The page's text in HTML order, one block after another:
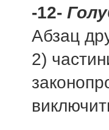
-12-
Абзац
2)